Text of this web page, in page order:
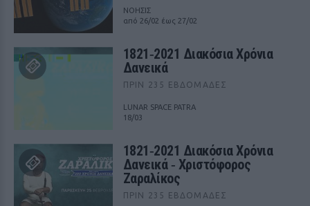
ΝΟΗΣΙΣ
από 26/02 έως 27/02
1821‑2021 Διακόσια Χρόνια
Δανεικά
ΠΡΙΝ 235 ΕΒΔΟΜΆΔΕΣ
LUNAR SPACE PATRA
18/03
1821‑2021 Διακόσια Χρόνια
Δανεικά ‑ Χριστόφορος
Ζαραλίκος
ΠΡΙΝ 235 ΕΒΔΟΜΆΔΕΣ